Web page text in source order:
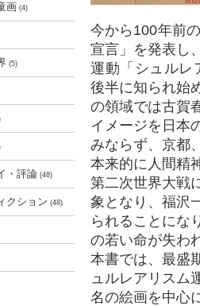
画 (4)
(5)
・評論 (48)
クション (48)
今から100年前
宣言」を発表し
運動「シュルレ
後半に知られ始
の領域では古賀
イメージを日本
みならず、京都
本来的に人間精
第二次世界大戦
象となり、福沢
られることに
の若い命が失わ
本書では、最盛
ュルレアリスム
名の絵画を中心